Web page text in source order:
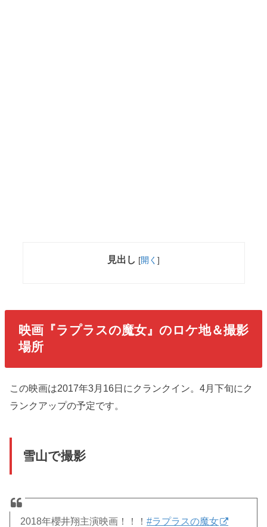
見出し [開く ]
映画『ラプラスの魔女』のロケ地＆撮影
場所
この映画は2017年3月16日にクランクイン。4月下旬にク
ランクアップの予定です。
雪山で撮影
2018年櫻井翔主演映画！！！#ラプラスの魔女